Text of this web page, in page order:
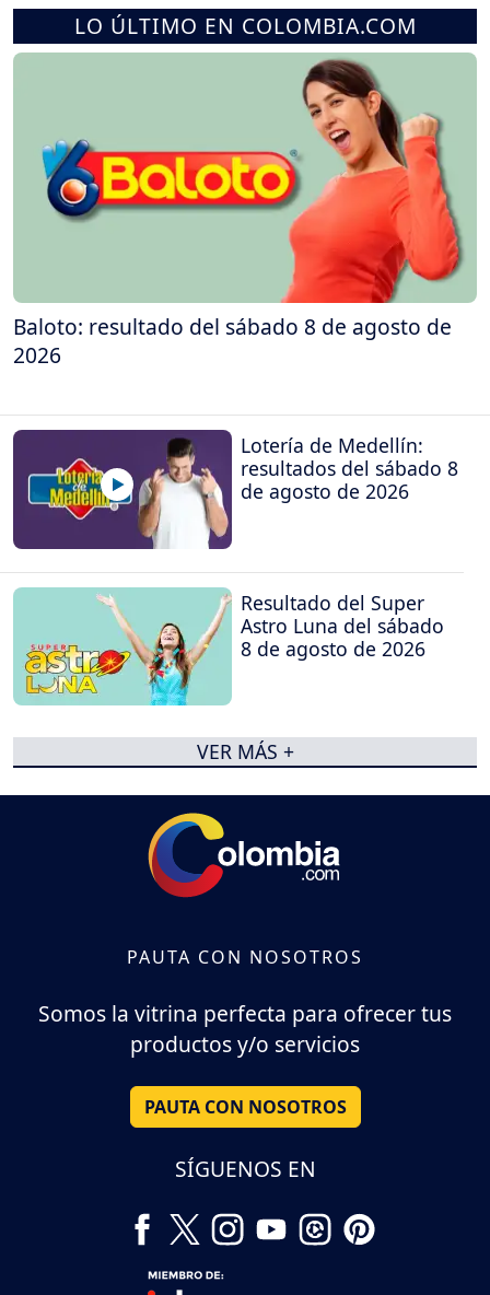
LO ÚLTIMO EN COLOMBIA.COM
Baloto: resultado del sábado 8 de agosto de
2026
Lotería de Medellín:
resultados del sábado 8
de agosto de 2026
Resultado del Super
Astro Luna del sábado
8 de agosto de 2026
VER MÁS +
PAUTA CON NOSOTROS
Somos la vitrina perfecta para ofrecer tus
productos y/o servicios
PAUTA CON NOSOTROS
SÍGUENOS EN